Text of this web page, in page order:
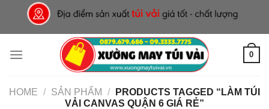
content
0
HOME / SẢN PHẨM /
PRODUCTS TAGGED “LÀM TÚI
VẢI CANVAS QUẬN 6 GIÁ RẺ”